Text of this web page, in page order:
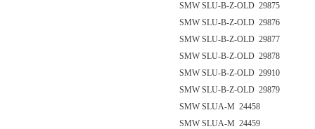
SMW SLU-B-Z-OLD 29875
SMW SLU-B-Z-OLD 29876
SMW SLU-B-Z-OLD 29877
SMW SLU-B-Z-OLD 29878
SMW SLU-B-Z-OLD 29910
SMW SLU-B-Z-OLD 29879
SMW SLUA-M 24458
SMW SLUA-M 24459